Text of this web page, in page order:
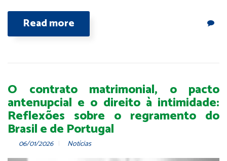
Read more
O contrato matrimonial, o pacto
antenupcial e o direito à intimidade:
Reflexões sobre o regramento do
Brasil e de Portugal
06/01/2026 Notícias